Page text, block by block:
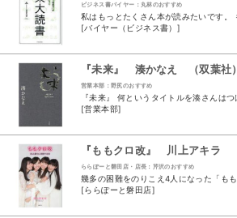
ビジネス書バイヤー：丸林のおすすめ
[バイヤー（ビジネス書）]
『未来』 湊かなえ （双葉社）
営業本部：野尻のおすすめ
[営業本部]
ららぽーと磐田店・店長：芹沢のおすすめ
[ららぽーと磐田店]